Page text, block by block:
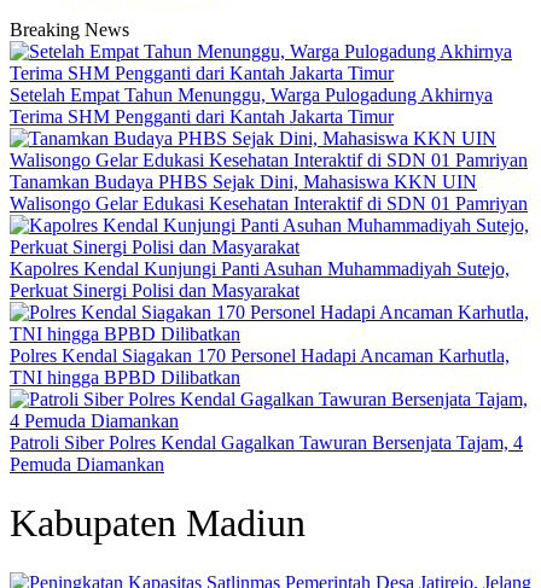
Breaking News
Setelah Empat Tahun Menunggu, Warga Pulogadung Akhirnya
Terima SHM Pengganti dari Kantah Jakarta Timur
Tanamkan Budaya PHBS Sejak Dini, Mahasiswa KKN UIN
Walisongo Gelar Edukasi Kesehatan Interaktif di SDN 01 Pamriyan
Kapolres Kendal Kunjungi Panti Asuhan Muhammadiyah Sutejo,
Perkuat Sinergi Polisi dan Masyarakat
Polres Kendal Siagakan 170 Personel Hadapi Ancaman Karhutla,
TNI hingga BPBD Dilibatkan
Patroli Siber Polres Kendal Gagalkan Tawuran Bersenjata Tajam, 4
Pemuda Diamankan
Kabupaten Madiun